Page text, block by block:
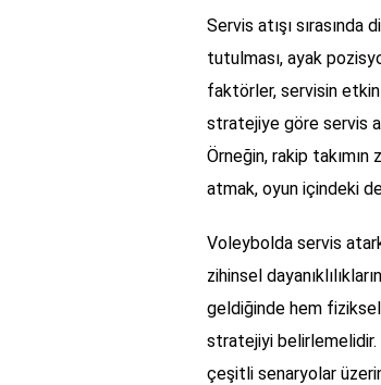
Servis atışı
tutulması, ayak
faktörler, servisin
stratejiye göre servis
Örneğin, rakip
atmak, oyun içindeki
Voleybolda servis
zihinsel
geldiğinde hem fiziksel
stratejiyi belirlemelidir.
çeşitli senaryolar